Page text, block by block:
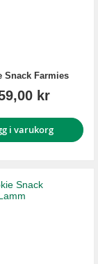
Snack Farmies
kr
i varukorg